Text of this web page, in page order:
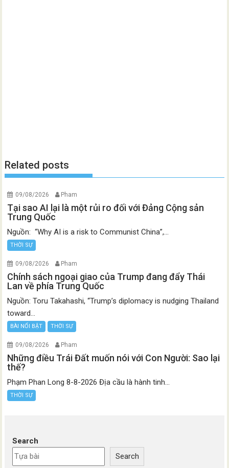
Related posts
09/08/2026 Pham
Tại sao AI lại là một rủi ro đối với Đảng Cộng sản
Trung Quốc
Nguồn: “Why AI is a risk to Communist China”,...
THỜI SỰ
09/08/2026 Pham
Chính sách ngoại giao của Trump đang đẩy Thái
Lan về phía Trung Quốc
Nguồn: Toru Takahashi, “Trump’s diplomacy is nudging Thailand
toward...
BÀI NỔI BẬT THỜI SỰ
09/08/2026 Pham
Những điều Trái Đất muốn nói với Con Người: Sao lại
thế?
Phạm Phan Long 8-8-2026 Địa cầu là hành tinh...
THỜI SỰ
Search
Search